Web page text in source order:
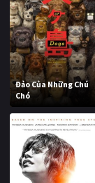
Đảo Của Những Chú
Chó